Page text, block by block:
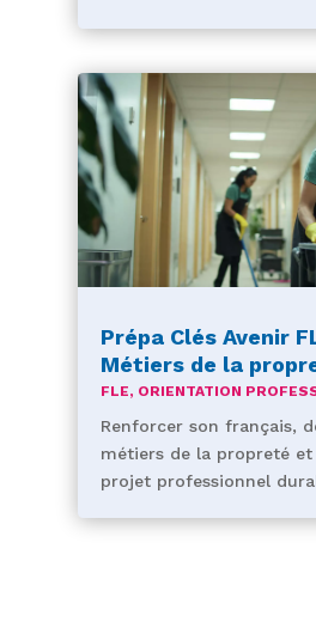
Prépa Clés Avenir
Métiers de la
FLE, ORIENTATION
Renforcer son français,
métiers de la propreté
projet professionnel